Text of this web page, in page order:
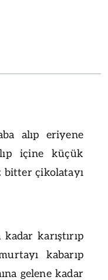
alıp eriyene
içine küçük
bitter çikolatayı
karıştırıp
kabarıp
gelene kadar